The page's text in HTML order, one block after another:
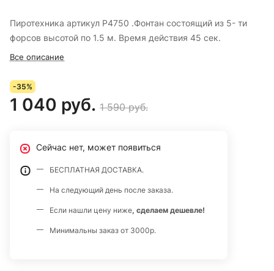
Пиротехника артикул Р4750 .Фонтан состоящий из 5- ти
форсов высотой по 1.5 м. Время действия 45 сек.
Все описание
-35%
1 040 руб. 1 590 руб.
Сейчас нет, может появиться
БЕСПЛАТНАЯ ДОСТАВКА.
На следующий день после заказа.
Если нашли цену ниже, сделаем дешевле!
Минимальны заказ от 3000р.